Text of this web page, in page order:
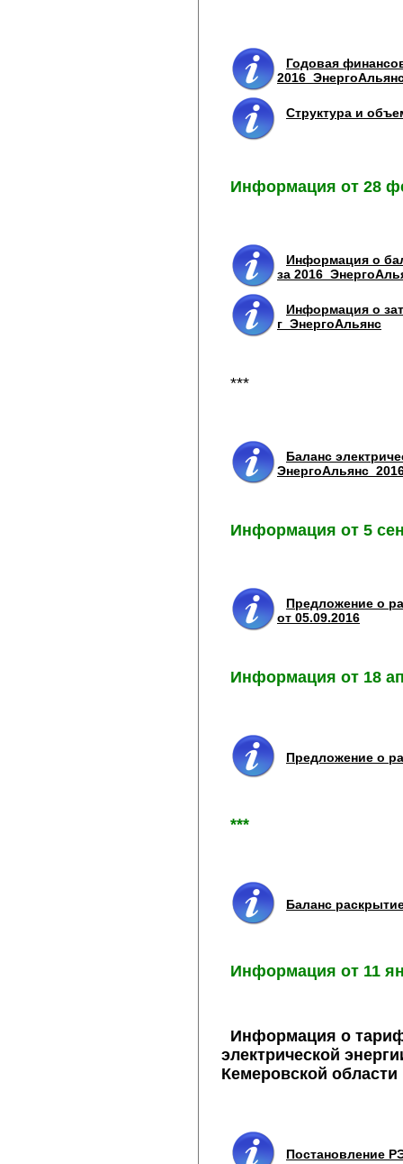
Годовая
Структура и
Информация от 28
Информация о
за
Информация о
г_ЭнергоАльянс
***
Баланс
Информация от 5
Предложение о
от 05.09.2016
Информация от 18
Предложение о
***
Баланс
Информация от 11
Информация о
электрической
Кемеровской области
Постановление